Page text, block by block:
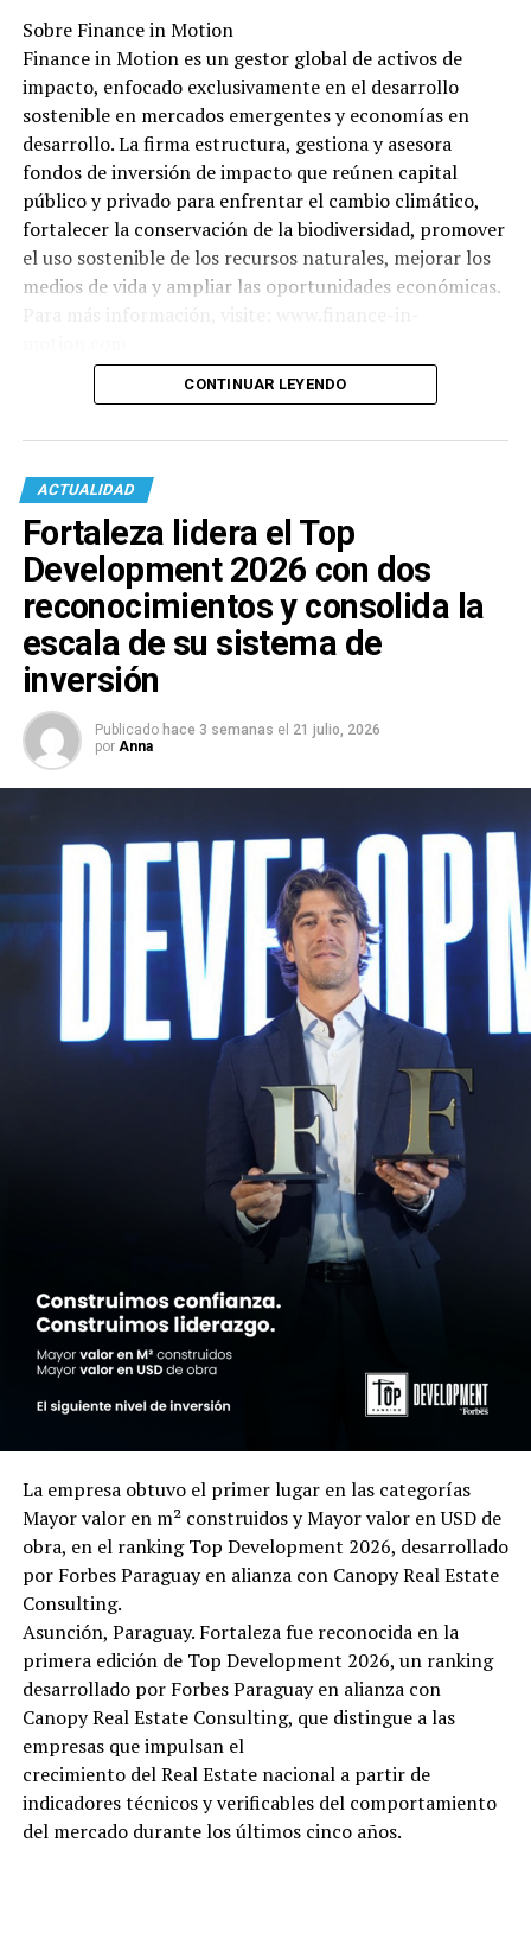
Sobre Finance in Motion
Finance in Motion es un gestor global de activos de
impacto, enfocado exclusivamente en el desarrollo
sostenible en mercados emergentes y economías en
desarrollo. La firma estructura, gestiona y asesora
fondos de inversión de impacto que reúnen capital
público y privado para enfrentar el cambio climático,
fortalecer la conservación de la biodiversidad, promover
el uso sostenible de los recursos naturales, mejorar los
medios de vida y ampliar las oportunidades económicas.
CONTINUAR LEYENDO
ACTUALIDAD
Fortaleza lidera el Top
Development 2026 con dos
reconocimientos y consolida la
escala de su sistema de
inversión
Publicado hace 3 semanas el 21 julio, 2026
por Anna
La empresa obtuvo el primer lugar en las categorías
Mayor valor en m² construidos y Mayor valor en USD de
obra, en el ranking Top Development 2026, desarrollado
por Forbes Paraguay en alianza con Canopy Real Estate
Consulting.
Asunción, Paraguay. Fortaleza fue reconocida en la
primera edición de Top Development 2026, un ranking
desarrollado por Forbes Paraguay en alianza con
Canopy Real Estate Consulting, que distingue a las
empresas que impulsan el
crecimiento del Real Estate nacional a partir de
indicadores técnicos y verificables del comportamiento
del mercado durante los últimos cinco años.